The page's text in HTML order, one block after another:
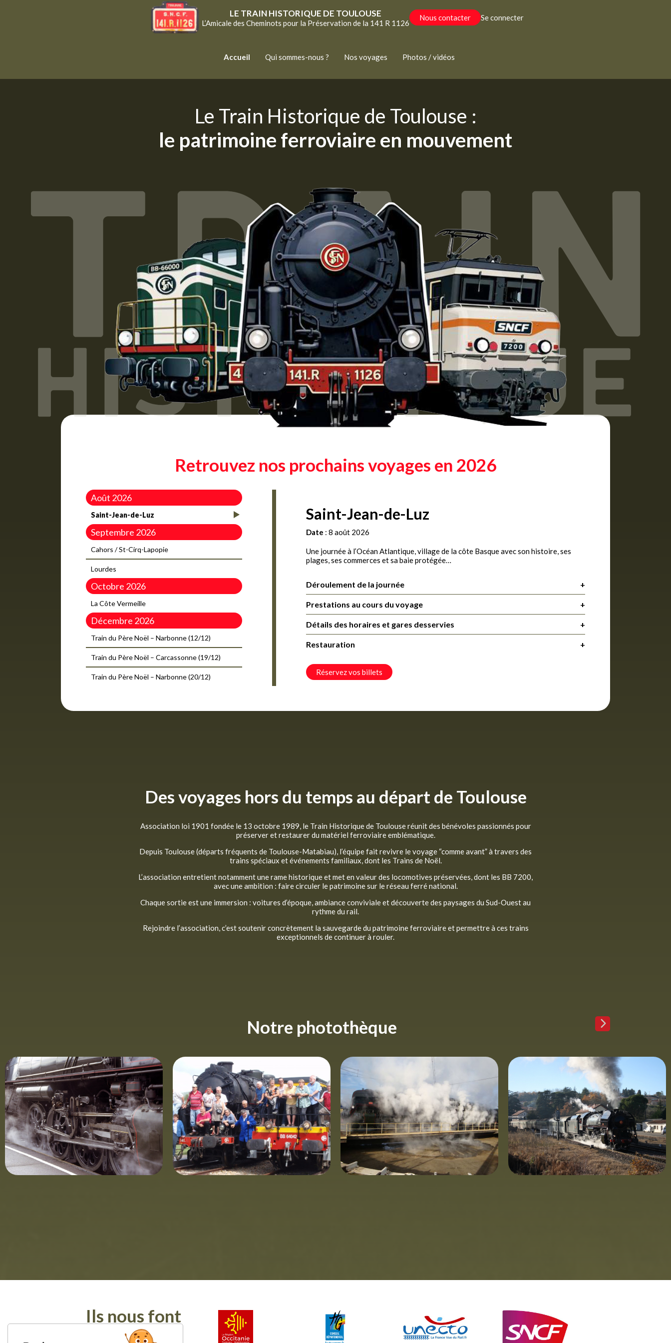
LE TRAIN HISTORIQUE DE TOULOUSE
L’Amicale des Cheminots pour la Préservation de la 141 R 1126
Nous contacter Se connecter
Accueil Qui sommes-nous ? Nos voyages Photos / vidéos
Le Train Historique de Toulouse :
le patrimoine ferroviaire en mouvement
Retrouvez nos prochains voyages en 2026
Août 2026
Saint-Jean-de-Luz
Septembre 2026
Cahors / St-Cirq-Lapopie
Lourdes
Octobre 2026
La Côte Vermeille
Décembre 2026
Train du Père Noël – Narbonne (12/12)
Train du Père Noël – Carcassonne (19/12)
Train du Père Noël – Narbonne (20/12)
Saint-Jean-de-Luz
Date : 8 août 2026
Une journée à l’Océan Atlantique, village de la côte Basque avec son histoire, ses
plages, ses commerces et sa baie protégée…
Déroulement de la journée +
Prestations au cours du voyage +
Détails des horaires et gares desservies +
Restauration +
Réservez vos billets
Des voyages hors du temps au départ de Toulouse
Association loi 1901 fondée le 13 octobre 1989, le Train Historique de Toulouse réunit des bénévoles passionnés pour
préserver et restaurer du matériel ferroviaire emblématique.
Depuis Toulouse (départs fréquents de Toulouse-Matabiau), l’équipe fait revivre le voyage “comme avant” à travers des
trains spéciaux et événements familiaux, dont les Trains de Noël.
L’association entretient notamment une rame historique et met en valeur des locomotives préservées, dont les BB 7200,
avec une ambition : faire circuler le patrimoine sur le réseau ferré national.
Chaque sortie est une immersion : voitures d’époque, ambiance conviviale et découverte des paysages du Sud-Ouest au
rythme du rail.
Rejoindre l’association, c’est soutenir concrètement la sauvegarde du patrimoine ferroviaire et permettre à ces trains
exceptionnels de continuer à rouler.
Notre photothèque
Ils nous font
confiance